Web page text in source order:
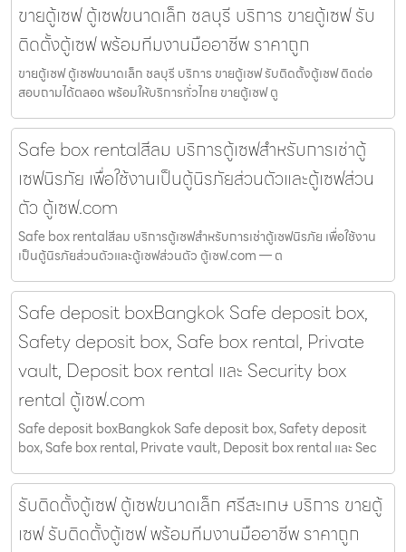
ขายตู้เซฟ ตู้เซฟขนาดเล็ก ชลบุรี บริการ ขายตู้เซฟ รับ
ติดตั้งตู้เซฟ พร้อมทีมงานมืออาชีพ ราคาถูก
ขายตู้เซฟ ตู้เซฟขนาดเล็ก ชลบุรี บริการ ขายตู้เซฟ รับติดตั้งตู้เซฟ ติดต่อ
สอบถามได้ตลอด พร้อมให้บริการทั่วไทย ขายตู้เซฟ ตู
Safe box rentalสีลม บริการตู้เซฟสำหรับการเช่าตู้
เซฟนิรภัย เพื่อใช้งานเป็นตู้นิรภัยส่วนตัวและตู้เซฟส่วน
ตัว ตู้เซฟ.com
Safe box rentalสีลม บริการตู้เซฟสำหรับการเช่าตู้เซฟนิรภัย เพื่อใช้งาน
เป็นตู้นิรภัยส่วนตัวและตู้เซฟส่วนตัว ตู้เซฟ.com — ต
Safe deposit boxBangkok Safe deposit box,
Safety deposit box, Safe box rental, Private
vault, Deposit box rental และ Security box
rental ตู้เซฟ.com
Safe deposit boxBangkok Safe deposit box, Safety deposit
box, Safe box rental, Private vault, Deposit box rental และ Sec
รับติดตั้งตู้เซฟ ตู้เซฟขนาดเล็ก ศรีสะเกษ บริการ ขายตู้
เซฟ รับติดตั้งตู้เซฟ พร้อมทีมงานมืออาชีพ ราคาถูก